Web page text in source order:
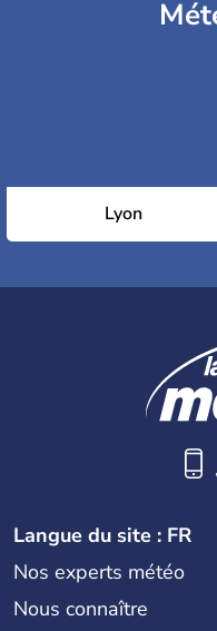
Lyon
Langue du site : FR
Nos experts météo
Nous connaître